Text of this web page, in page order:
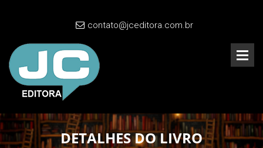
contato@jceditora.com.br
DETALHES DO LIVRO